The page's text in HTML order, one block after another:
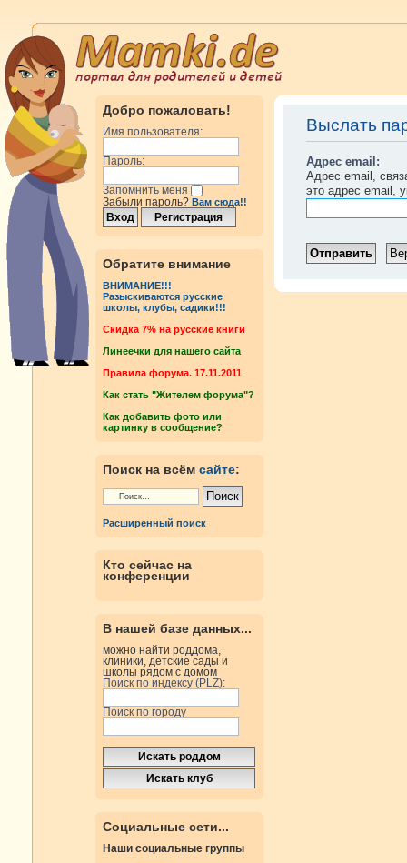
Добро пожаловать!
Имя пользователя:
Пароль:
Запомнить меня
Забыли пароль? Вам сюда!!
Обратите внимание
ВНИМАНИЕ!!!
Разыскиваются русские
школы, клубы, садики!!!
Cкидка 7% на русские книги
Линеечки для нашего сайта
Правила форума. 17.11.2011
Как стать "Жителем форума"?
Как добавить фото или
картинку в сообщение?
Поиск на всём сайте:
Расширенный поиск
Кто сейчас на
конференции
В нашей базе данных...
можно найти роддома,
клиники, детские сады и
школы рядом с домом
Поиск по индексу (PLZ):
Поиск по городу
Социальные сети...
Наши социальные группы
Выслать
Адрес email:
Адрес email,
это адрес email,